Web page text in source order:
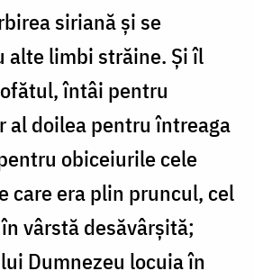
siriană și se
alte limbi străine. Și îl
întâi pentru
al doilea pentru întreaga
obiceiurile cele
care era plin pruncul, cel
vârstă desăvârșită;
Dumnezeu locuia în